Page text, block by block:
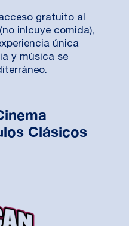
gratuito al
inlcuye comida),
única
y música se
Clásicos